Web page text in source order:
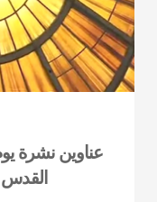
القدس